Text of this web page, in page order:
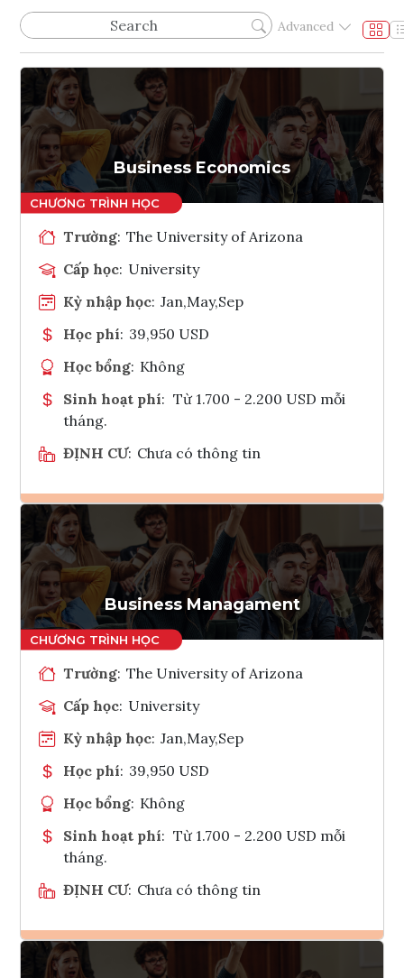
Advanced
Business Economics
Trường: The University of Arizona
Cấp học: University
Kỳ nhập học: Jan,May,Sep
Học phí: 39,950 USD
Học bổng: Không
Sinh hoạt phí: Từ 1.700 - 2.200 USD mỗi
tháng.
ĐỊNH CƯ: Chưa có thông tin
Ghi danh
Tham vấn Interlink
Business Managament
Trường: The University of Arizona
Cấp học: University
Kỳ nhập học: Jan,May,Sep
Học phí: 39,950 USD
Học bổng: Không
Sinh hoạt phí: Từ 1.700 - 2.200 USD mỗi
tháng.
ĐỊNH CƯ: Chưa có thông tin
Ghi danh